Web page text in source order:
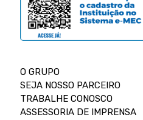
O GRUPO
SEJA NOSSO PARCEIRO
TRABALHE CONOSCO
ASSESSORIA DE IMPRENSA